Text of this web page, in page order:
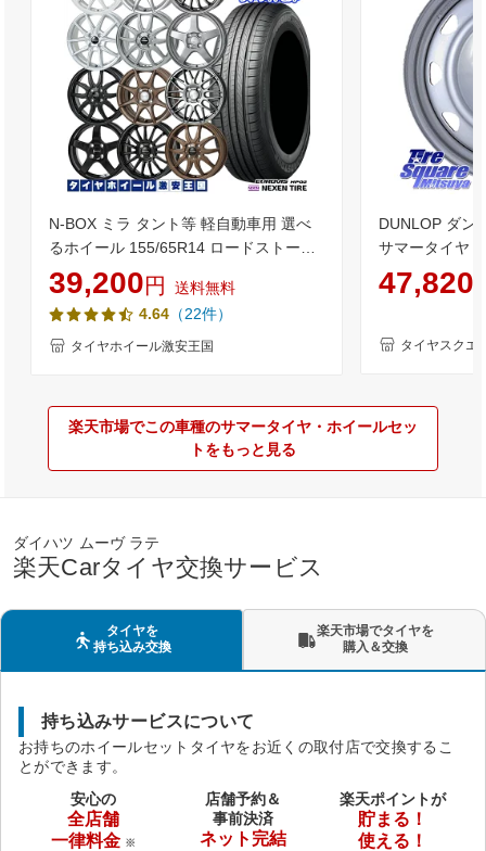
N-BOX ミラ タント等 軽自動車用 選べ
るホイール 155/65R14 ロードストーン
ユーロビズ HP02 14インチ 4.5J 4H100
+45 新品 サマータイヤホイール 4本セッ
ト 送料無料 （1556514 155/65-14
155/65/14）
39,200円
送料無料
4.64 （22件）
タイヤホイール激安王国
DUNLOP ダン
サマータイヤ
ウィン PB-
ンチ 13X4.0J
47,820
タイヤスクエ
楽天市場でこの車種のサマータイヤ・ホイールセッ
トをもっと見る
ダイハツ ムーヴ ラテ
楽天Carタイヤ交換サービス
タイヤを
持ち込み交換
楽天市場でタイヤを
購入＆交換
持ち込みサービスについて
お持ちのホイールセットタイヤをお近くの取付店で交換するこ
とができます。
安心の
全店舗
一律料金 ※
店舗予約＆
事前決済
ネット完結
楽天ポイントが
貯まる！
使える！